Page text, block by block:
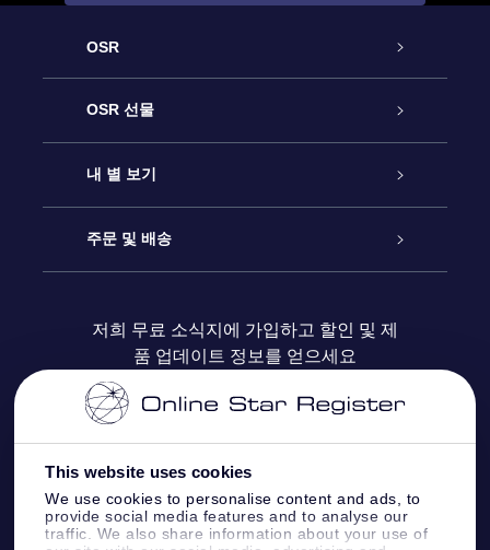
This website uses cookies
We use cookies to personalise content and ads, to
provide social media features and to analyse our
traffic. We also share information about your use of
OSR
고객 서비스
연락처
블로그
OSR 선물
온라인 별 선물
OSR 선물 팩
OSR 상품권
기업 선물
내 별 보기
Star Register
맞춤 별 페이지
One Million Stars
주문 및 배송
결제 정보
배송 정보
환불 정책
저희 무료 소식지에 가입하고 할인 및 제
품 업데이트 정보를 얻으세요